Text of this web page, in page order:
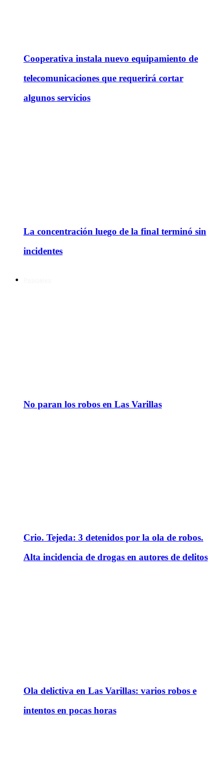
Cooperativa instala nuevo equipamiento de
telecomunicaciones que requerirá cortar
algunos servicios
La concentración luego de la final terminó sin
incidentes
No paran los robos en Las Varillas
Crio. Tejeda: 3 detenidos por la ola de robos.
Alta incidencia de drogas en autores de delitos
Ola delictiva en Las Varillas: varios robos e
intentos en pocas horas